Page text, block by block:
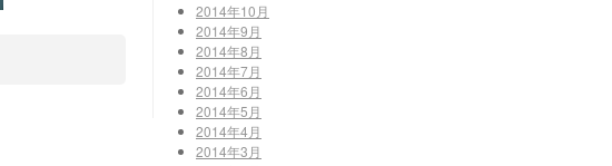
2014年10月
2014年9月
2014年8月
2014年7月
2014年6月
2014年5月
2014年4月
2014年3月